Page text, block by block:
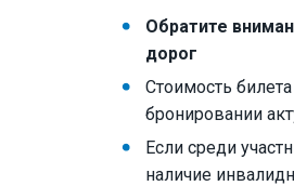
Обратите
дорог
Стоимость
бронировании
Если среди
наличие